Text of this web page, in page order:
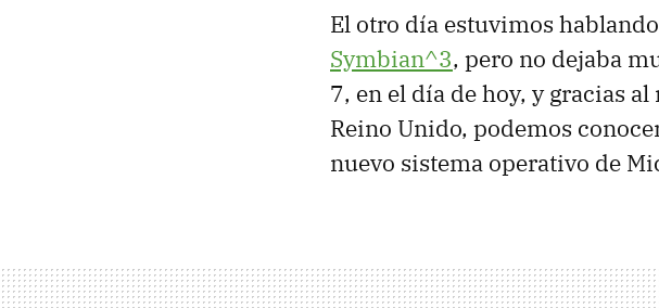
El otro día estuvimos
Symbian^3, pero no dejaba
7, en el día de hoy, y gracias
Reino Unido, podemos
nuevo sistema operativo de